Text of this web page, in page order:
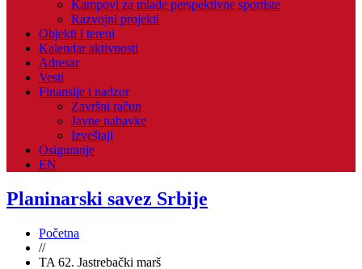
Kampovi za mlade perspektivne sportiste
Razvojni projekti
Objekti i tereni
Kalendar aktivnosti
Adresar
Vesti
Finansije i nadzor
Završni račun
Javne nabavke
Izveštaji
Osiguranje
EN
Planinarski savez Srbije
Početna
//
TA 62. Jastrebački marš